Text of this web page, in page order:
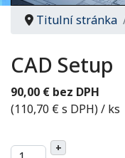
Titulní stránka
CAD Setup
90,00 € bez DPH
(110,70 € s DPH)/ ks
+